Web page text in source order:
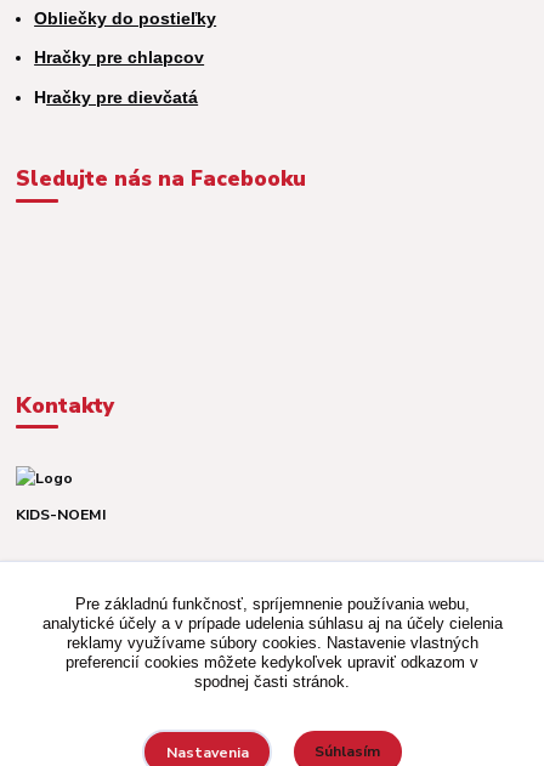
Obliečky do postieľky
Hračky pre chlapcov
Hračky pre dievčatá
Sledujte nás na Facebooku
Kontakty
KIDS-NOEMI
(Po-Pia, 8-16 hod.)
kidsnoemi.shop@gmail.com
Pre základnú funkčnosť, spríjemnenie používania webu,
analytické účely a v prípade udelenia súhlasu aj na účely cielenia
reklamy využívame súbory cookies. Nastavenie vlastných
preferencií cookies môžete kedykoľvek upraviť odkazom v
spodnej časti stránok.
Nastavenia Súhlasím